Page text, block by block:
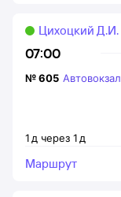
07:00
Цихоцкий Д.И.
1 д через 1 д
№605 Автовокзал
Маршрут